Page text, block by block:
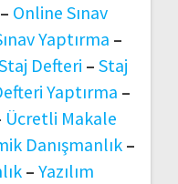
– Online Sınav
Yaptırma –
Defteri – Staj
Yaptırma –
Ücretli Makale
Danışmanlık –
– Yazılım